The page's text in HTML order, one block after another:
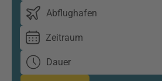
Abflughafen
Zeitraum
Dauer